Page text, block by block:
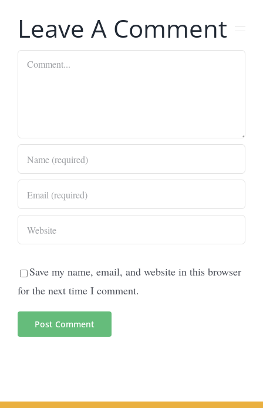
Leave A Comment
Comment
Save my name, email, and website in this browser
for the next time I comment.